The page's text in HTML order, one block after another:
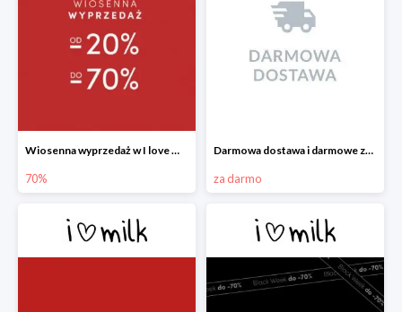
Wiosenna wyprzedaż w I love Milk do -70%
70%
Darmowa dostawa i darmowe zwroty w I love Milk
za darmo